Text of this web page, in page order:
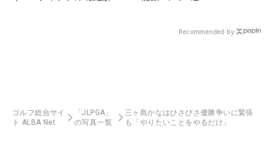
Recommended by
ゴルフ総合サイ
ト ALBA Net
「JLPGA」
の写真一覧
三ヶ島かなはひさびさ優勝争いに緊張
も「やりたいことをやるだけ」